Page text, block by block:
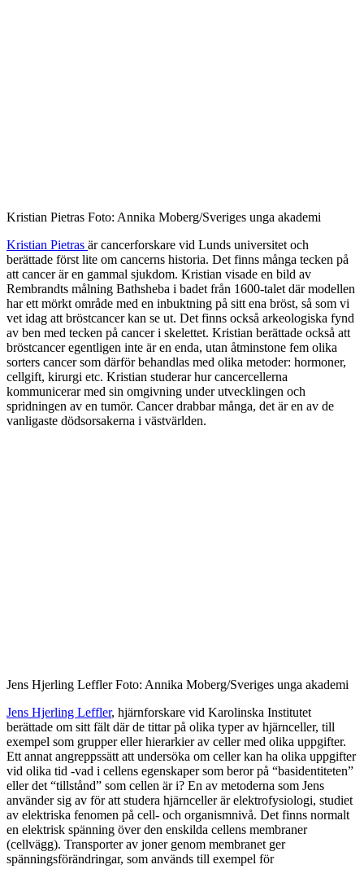
Kristian Pietras Foto: Annika Moberg/Sveriges unga akademi
Kristian Pietras är cancerforskare vid Lunds universitet och
berättade först lite om cancerns historia. Det finns många tecken på
att cancer är en gammal sjukdom. Kristian visade en bild av
Rembrandts målning Bathsheba i badet från 1600-talet där modellen
har ett mörkt område med en inbuktning på sitt ena bröst, så som vi
vet idag att bröstcancer kan se ut. Det finns också arkeologiska fynd
av ben med tecken på cancer i skelettet. Kristian berättade också att
bröstcancer egentligen inte är en enda, utan åtminstone fem olika
sorters cancer som därför behandlas med olika metoder: hormoner,
cellgift, kirurgi etc. Kristian studerar hur cancercellerna
kommunicerar med sin omgivning under utvecklingen och
spridningen av en tumör. Cancer drabbar många, det är en av de
vanligaste dödsorsakerna i västvärlden.
Jens Hjerling Leffler Foto: Annika Moberg/Sveriges unga akademi
Jens Hjerling Leffler, hjärnforskare vid Karolinska Institutet
berättade om sitt fält där de tittar på olika typer av hjärnceller, till
exempel som grupper eller hierarkier av celler med olika uppgifter.
Ett annat angreppssätt att undersöka om celler kan ha olika uppgifter
vid olika tid -vad i cellens egenskaper som beror på “basidentiteten”
eller det “tillstånd” som cellen är i? En av metoderna som Jens
använder sig av för att studera hjärnceller är elektrofysiologi, studiet
av elektriska fenomen på cell- och organismnivå. Det finns normalt
en elektrisk spänning över den enskilda cellens membraner
(cellvägg). Transporter av joner genom membranet ger
spänningsförändringar, som används till exempel för